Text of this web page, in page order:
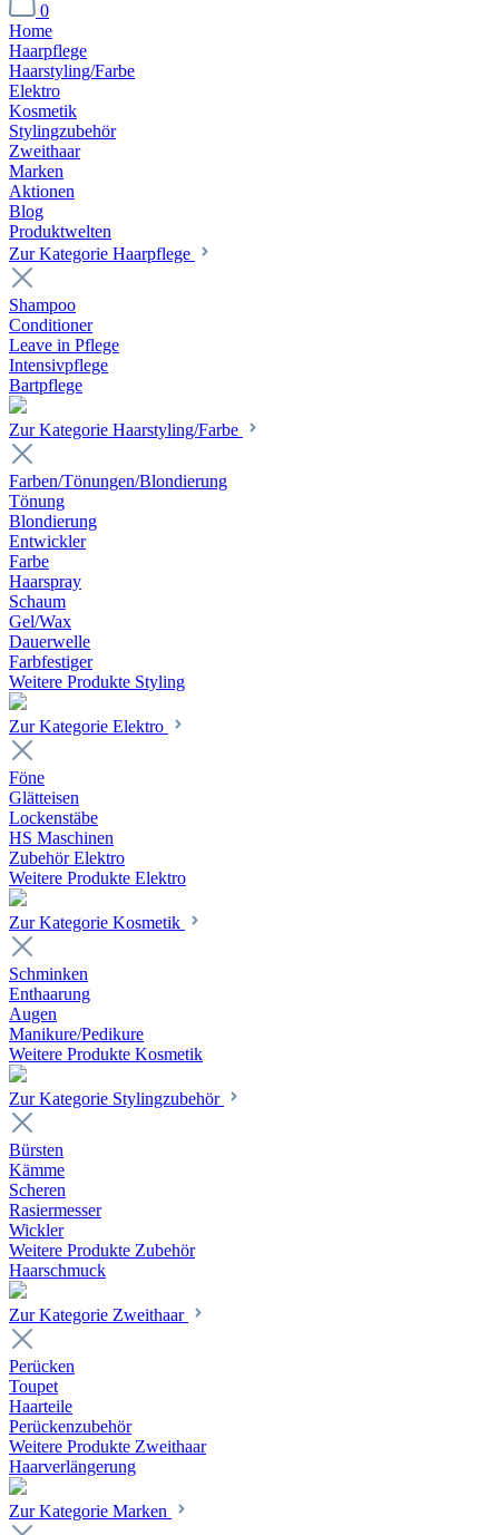
0
Home
Haarpflege
Haarstyling/Farbe
Elektro
Kosmetik
Stylingzubehör
Zweithaar
Marken
Aktionen
Blog
Produktwelten
Zur Kategorie Haarpflege
Shampoo
Conditioner
Leave in Pflege
Intensivpflege
Bartpflege
Zur Kategorie Haarstyling/Farbe
Farben/Tönungen/Blondierung
Tönung
Blondierung
Entwickler
Farbe
Haarspray
Schaum
Gel/Wax
Dauerwelle
Farbfestiger
Weitere Produkte Styling
Zur Kategorie Elektro
Föne
Glätteisen
Lockenstäbe
HS Maschinen
Zubehör Elektro
Weitere Produkte Elektro
Zur Kategorie Kosmetik
Schminken
Enthaarung
Augen
Manikure/Pedikure
Weitere Produkte Kosmetik
Zur Kategorie Stylingzubehör
Bürsten
Kämme
Scheren
Rasiermesser
Wickler
Weitere Produkte Zubehör
Haarschmuck
Zur Kategorie Zweithaar
Perücken
Toupet
Haarteile
Perückenzubehör
Weitere Produkte Zweithaar
Haarverlängerung
Zur Kategorie Marken